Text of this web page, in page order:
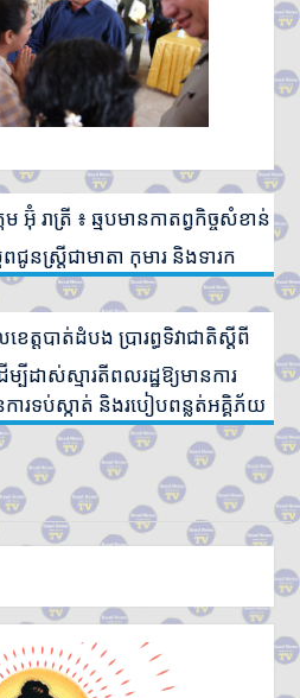
អ៊ុំ រាត្រី ៖ ឆ្មបមានកាតព្វកិច្ចសំខាន់
ពជូនស្ត្រីជាមាតា កុមារ និងទារក
ខេត្តបាត់ដំបង ប្រារព្ធទិវាជាតិស្ដីពី
ម្បីដាស់ស្មារតីពលរដ្ឋឱ្យមានការ
រទប់ស្កាត់ និងរបៀបពន្លត់អគ្គិភ័យ